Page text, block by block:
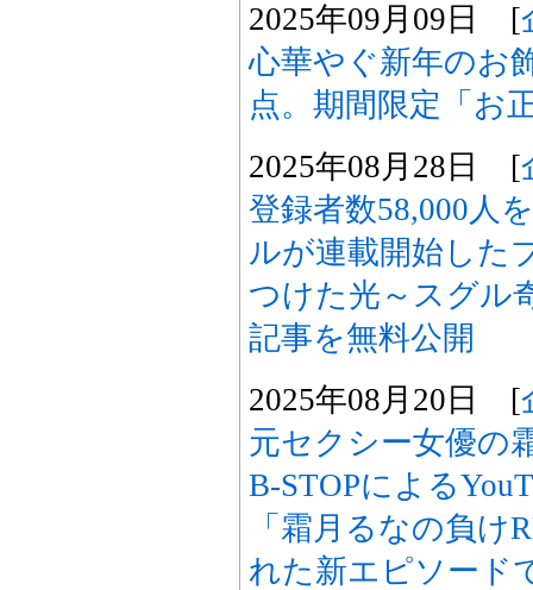
2025年09月09日 [
心華やぐ新年のお
点。期間限定「お
2025年08月28日 [
登録者数58,000人
ルが連載開始した
つけた光～スグル
記事を無料公開
2025年08月20日 [
元セクシー女優の
B-STOPによる
「霜月るなの負け
れた新エピソード